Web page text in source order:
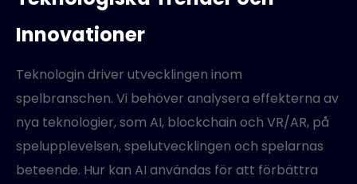
Innovationer
Teknologin driver utvecklingen inom
spelbranschen. Vi behöver analysera effekterna av
nya teknologier, som AI, blockchain och VR/AR, på
spelupplevelsen, spelutvecklingen och spelarnas
beteende. Hur kan AI användas för att förbättra